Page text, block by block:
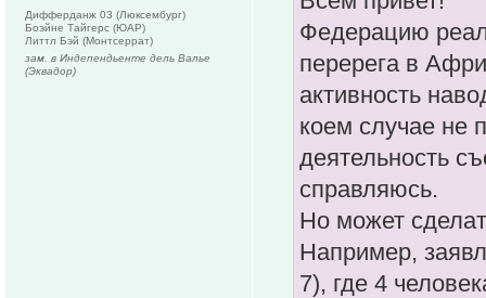
Федерацию
перерега в
активность
коем случае не
деятельность
справляюсь.
Но может
Например,
7), где 4
Дифферданж 03 (Люксембург)
Боэйне Тайгерс (ЮАР)
Литтл Бэй (Монтсеррат)
зам. в Индепендьенте дель Валье
(Эквадор)